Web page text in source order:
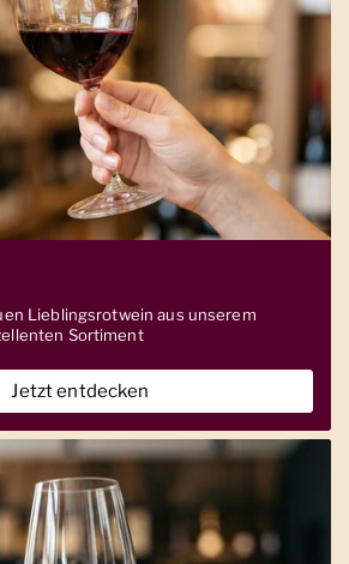
Lieblingsrotwein aus unserem
Sortiment
Jetzt entdecken